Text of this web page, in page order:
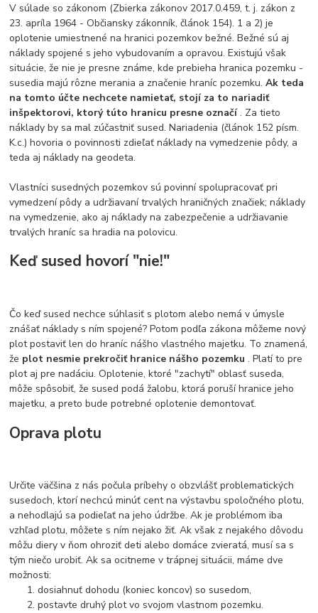
V súlade so zákonom (Zbierka zákonov 2017.0.459, t. j. zákon z
23. apríla 1964 - Občiansky zákonník, článok 154). 1 a 2) je
oplotenie umiestnené na hranici pozemkov bežné. Bežné sú aj
náklady spojené s jeho vybudovaním a opravou. Existujú však
situácie, že nie je presne známe, kde prebieha hranica pozemku -
susedia majú rôzne merania a značenie hraníc pozemku.Ak teda
na tomto účte nechcete namietať, stojí za to nariadiť
inšpektorovi, ktorý túto hranicu presne označí. Za tieto
náklady by sa mal zúčastniť sused. Nariadenia (článok 152 písm.
K.c.) hovoria o povinnosti zdieľať náklady na vymedzenie pôdy, a
teda aj náklady na geodeta.
Vlastníci susedných pozemkov sú povinní spolupracovať pri
vymedzení pôdy a udržiavaní trvalých hraničných značiek; náklady
na vymedzenie, ako aj náklady na zabezpečenie a udržiavanie
trvalých hraníc sa hradia na polovicu.
Keď sused hovorí "nie!"
Čo keď sused nechce súhlasiť s plotom alebo nemá v úmysle
znášať náklady s ním spojené? Potom podľa zákona môžeme nový
plot postaviť len do hraníc nášho vlastného majetku. To znamená,
že plot nesmie prekročiť hranice nášho pozemku. Platí to pre
plot aj pre nadáciu. Oplotenie, ktoré "zachytí" oblasť suseda,
môže spôsobiť, že sused podá žalobu, ktorá poruší hranice jeho
majetku, a preto bude potrebné oplotenie demontovať.
Oprava plotu
Určite väčšina z nás počula príbehy o obzvlášť problematických
susedoch, ktorí nechcú minúť cent na výstavbu spoločného plotu,
a nehodlajú sa podieľať na jeho údržbe. Ak je problémom iba
vzhľad plotu, môžete s ním nejako žiť. Ak však z nejakého dôvodu
môžu diery v ňom ohroziť deti alebo domáce zvieratá, musí sa s
tým niečo urobiť. Ak sa ocitneme v trápnej situácii, máme dve
možnosti:
dosiahnuť dohodu (koniec koncov) so susedom,
postavte druhý plot vo svojom vlastnom pozemku.